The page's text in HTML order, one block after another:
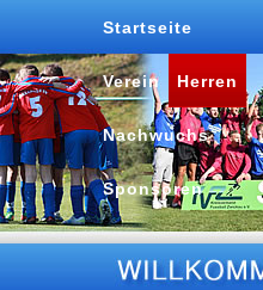
Startseite
Verein Herren
Nachwuchs
Sponsoren